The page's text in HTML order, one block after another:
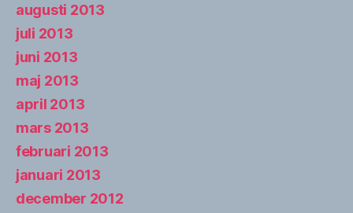
augusti 2013
juli 2013
juni 2013
maj 2013
april 2013
mars 2013
februari 2013
januari 2013
december 2012